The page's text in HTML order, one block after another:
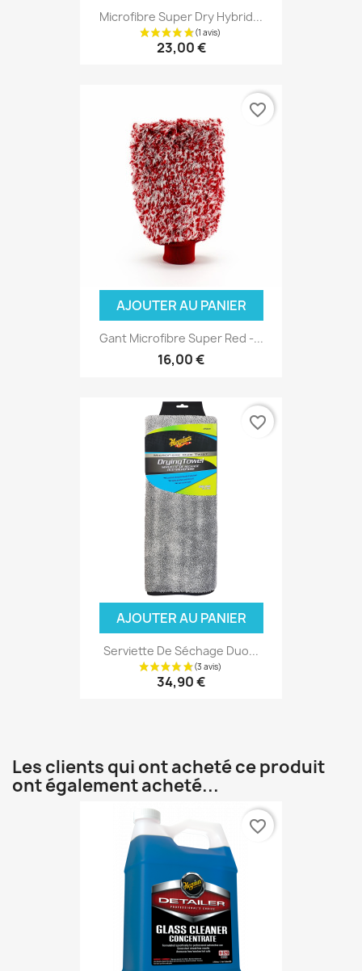
Microfibre Super Dry Hybrid...
23,00 €
AJOUTER AU PANIER
Gant Microfibre Super Red -...
16,00 €
favorite_border
AJOUTER AU PANIER
Serviette De Séchage Duo...
34,90 €
favorite_border
Les clients qui ont acheté ce produit
ont également acheté...
favorite_border